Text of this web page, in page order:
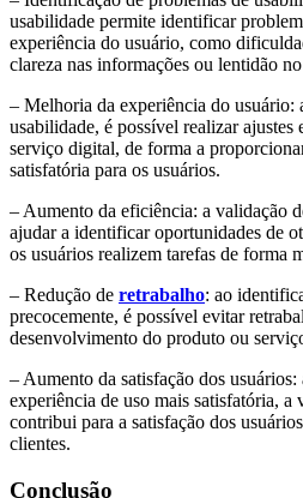
usabilidade permite identificar
experiência do usuário, como
clareza nas informações ou lentidão
– Melhoria da experiência do usuário:
usabilidade, é possível realizar
serviço digital, de forma a
satisfatória para os usuários.
– Aumento da eficiência: a validação
ajudar a identificar oportunidades de
os usuários realizem tarefas de forma
– Redução de retrabalho: ao
precocemente, é possível evitar
desenvolvimento do produto ou
– Aumento da satisfação dos
experiência de uso mais satisfatória, a
contribui para a satisfação dos
clientes.
Conclusão